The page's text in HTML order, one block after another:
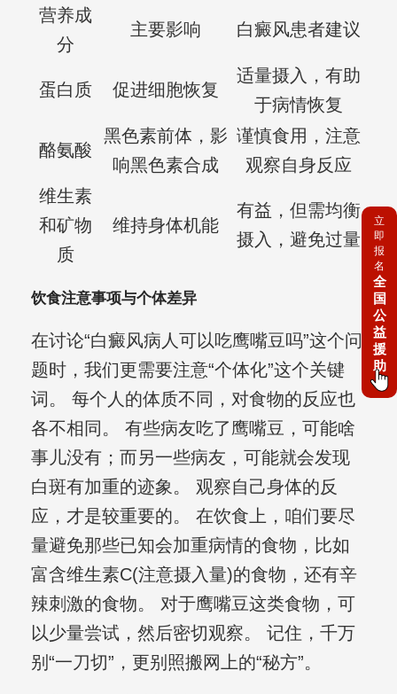
营养成
分
主要影响 白癜风患者建议
蛋白质 促进细胞恢复
适量摄入，有助
于病情恢复
酪氨酸
黑色素前体，影
响黑色素合成
谨慎食用，注意
观察自身反应
维生素
和矿物
质
维持身体机能
有益，但需均衡
摄入，避免过量
饮食注意事项与个体差异
在讨论“白癜风病人可以吃鹰嘴豆吗”这个问
题时，我们更需要注意“个体化”这个关键
词。 每个人的体质不同，对食物的反应也
各不相同。 有些病友吃了鹰嘴豆，可能啥
事儿没有；而另一些病友，可能就会发现
白斑有加重的迹象。 观察自己身体的反
应，才是较重要的。 在饮食上，咱们要尽
量避免那些已知会加重病情的食物，比如
富含维生素C(注意摄入量)的食物，还有辛
辣刺激的食物。 对于鹰嘴豆这类食物，可
以少量尝试，然后密切观察。 记住，千万
别“一刀切”，更别照搬网上的“秘方”。
立
即
报
名
全
国
公
益
援
助